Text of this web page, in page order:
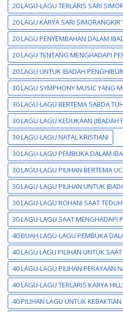
20 LAGU-LAGU TERLARIS SARI
20 LAGU KARYA SARI
20 LAGU PENYEMBAHAN DALAM
20 LAGU TENTANG MENGHADAPI
20 LAGU UNTUK IBADAH
30 LAGU SYMPHONY MUSIC YANG
30 LAGU-LAGU BERTEMA SABDA
30 LAGU-LAGU KEDUKAAN (IBADAH
30 LAGU-LAGU NATAL KRISTIANI
30 LAGU-LAGU PEMBUKA DALAM
30 LAGU-LAGU PILIHAN BERTEMA
30 LAGU-LAGU PILIHAN UNTUK
30 LAGU-LAGU ROHANI SAAT
30 LAGU-LAGU SAAT MENGHADAPI
40 BUAH LAGU-LAGU PEMBUKA
40 LAGU LAGU PILIHAN UNTUK
40 LAGU-LAGU PILIHAN PERAYAAN
40 LAGU-LAGU TERLARIS KARYA
40 PILIHAN LAGU UNTUK